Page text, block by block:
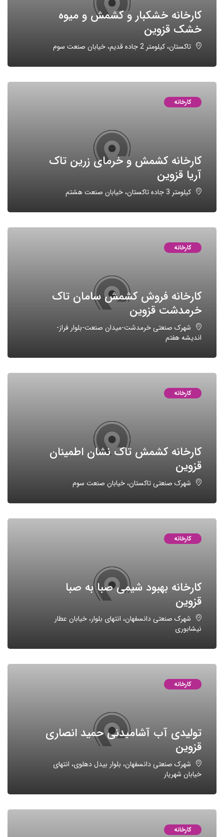
کارخانه خشکبار و کشمش و میوه
خشک قزوین
تاکستان، کیلومتر 2 جاده قدیم، خیابان صنعت سوم
کارخانه
کارخانه کشمش و خرمای زرین تاک
آریا قزوین
کیلومتر 3 جاده تاکستان، خیابان صنعت هشتم
کارخانه
کارخانه فروش کشمش سامان تاک
خرمدشت قزوین
شهرک صنعتی خرمدشت-میدان صنعت-بلوار فراز-
اندیشه هفتم
کارخانه
کارخانه کشمش تاک نشان اطمینان
قزوین
شهرک صنعتی تاکستان، خیابان صنعت سوم
کارخانه
کارخانه بهبود شیمی صبا به صبا
قزوین
شهرک صنعتی دانسفهان، انتهای بلوار، خیابان عطار
نیشابوری
کارخانه
تولیدی آب آشامیدنی حمید انصاری
قزوین
شهرک صنعتی دانسفهان، بلوار بیدل دهلوی، انتهای
خیابان شهریار
کارخانه